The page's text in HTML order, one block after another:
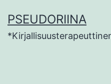
sisältöön
PSEUDORIINA